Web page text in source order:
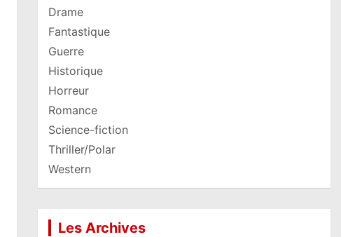
Drame
Fantastique
Guerre
Historique
Horreur
Romance
Science-fiction
Thriller/Polar
Western
Les Archives